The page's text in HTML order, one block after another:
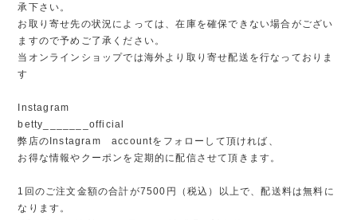
承下さい。
お取り寄せ先の状況によっては、在庫を確保できない場合がござい
ますので予めご了承ください。
当オンラインショップでは海外より取り寄せ配送を行なっておりま
す
Instagram
betty_______official
弊店のInstagram accountをフォローして頂ければ、
お得な情報やクーポンを定期的に配信させて頂きます。
1回のご注文金額の合計が7500円（税込）以上で、配送料は無料に
なります。